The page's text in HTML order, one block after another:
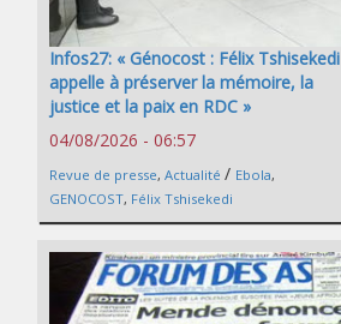
Infos27: « Génocost : Félix Tshisekedi
appelle à préserver la mémoire, la
justice et la paix en RDC »
04/08/2026 - 06:57
Revue de presse, Actualité / Ebola,
GENOCOST, Félix Tshisekedi